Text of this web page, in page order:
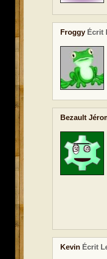
Froggy Écrit
Bezault
Kevin Écrit